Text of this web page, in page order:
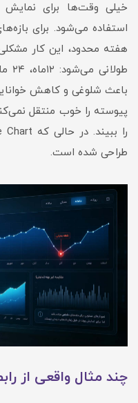
هفته محدود، این کار
باعث شلوغی و کاهش
پیوسته را خوب منتقل
طراحی شده است.
چند مثال واقعی از